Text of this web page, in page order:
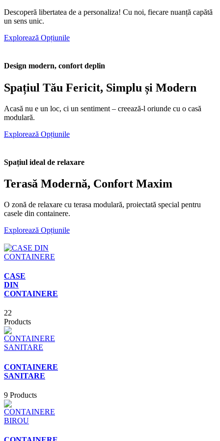
Descoperă libertatea de a personaliza! Cu noi, fiecare nuanță capătă
un sens unic.
Explorează Opțiunile
Design modern, confort deplin
Spațiul Tău Fericit, Simplu și Modern
Acasă nu e un loc, ci un sentiment – creează-l oriunde cu o casă
modulară.
Explorează Opțiunile
Spațiul ideal de relaxare
Terasă Modernă, Confort Maxim
O zonă de relaxare cu terasa modulară, proiectată special pentru
casele din containere.
Explorează Opțiunile
CASE
DIN
CONTAINERE
22
Products
CONTAINERE
SANITARE
9 Products